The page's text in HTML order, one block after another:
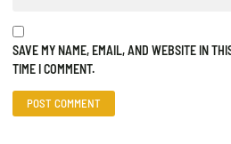
SAVE MY NAME, EMAIL, AND WEBSITE IN
TIME I COMMENT.